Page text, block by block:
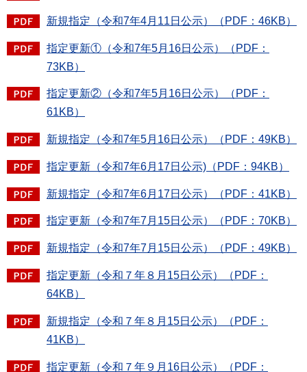
新規指定（令和7年4月11日公示）（PDF：46KB）
指定更新①（令和7年5月16日公示）（PDF：
73KB）
指定更新②（令和7年5月16日公示）（PDF：
61KB）
新規指定（令和7年5月16日公示）（PDF：49KB）
指定更新（令和7年6月17日公示)（PDF：94KB）
新規指定（令和7年6月17日公示）（PDF：41KB）
指定更新（令和7年7月15日公示）（PDF：70KB）
新規指定（令和7年7月15日公示）（PDF：49KB）
指定更新（令和７年８月15日公示）（PDF：
64KB）
新規指定（令和７年８月15日公示）（PDF：
41KB）
指定更新（令和７年９月16日公示）（PDF：